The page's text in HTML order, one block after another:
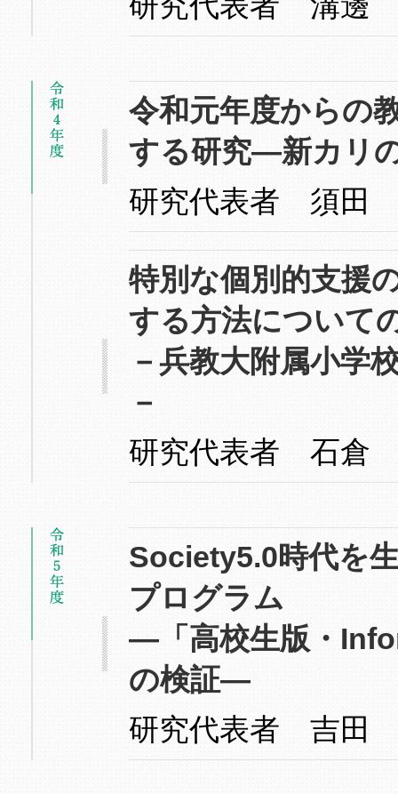
令和元年度からの
する研究―新カリ
研究代表者 須田
特別な個別的支援
する方法について
－兵教大附属小学
－
研究代表者 石倉
Society5.0時代を
プログラム
―「高校生版・
の検証―
研究代表者 吉田